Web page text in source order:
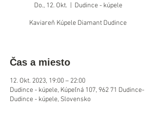
Do., 12. Okt. Dudince - kúpele
Kaviareň Kúpele Diamant Dudince
Čas a miesto
12. Okt. 2023, 19:00 – 22:00
Dudince - kúpele, Kúpeľná 107, 962 71 Dudince-
Dudince - kúpele, Slovensko